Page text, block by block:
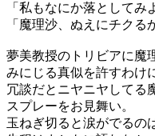
「私もなにか落としてみ
「魔理沙、ぬえにチクる
夢美教授のトリビアに魔
みにじる真似を許すわけ
冗談だとニヤニヤしてる
スプレーをお見舞い。
玉ねぎ切ると涙がでるの